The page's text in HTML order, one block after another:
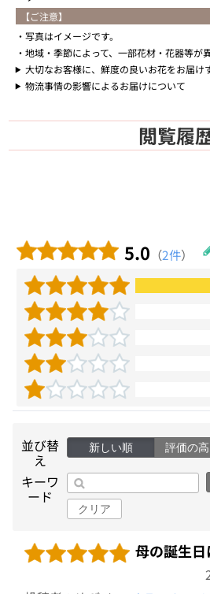
【ご注意】
写真はイメージです。
地域・季節によって、一部花材・花器等が
大切なお客様に、鮮度の良いお花をお届け
物流事情の影響によるお届けについて
閲覧履
5.0 （2件）
並び替
え
新しい順 評価の
キーワ
ード
クリア
母の誕生日